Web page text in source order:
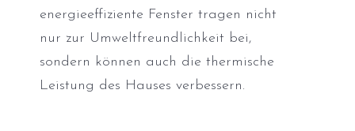
energieeffiziente Fenster tragen nicht
nur zur Umweltfreundlichkeit bei,
sondern können auch die thermische
Leistung des Hauses verbessern.